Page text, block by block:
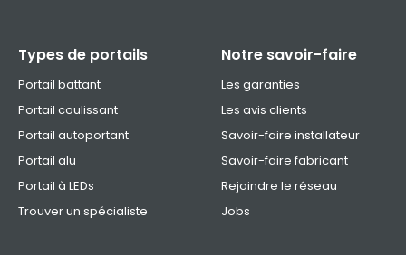
Types de portails
Portail battant
Portail coulissant
Portail autoportant
Portail alu
Portail à LEDs
Trouver un spécialiste
Notre savoir-faire
Les garanties
Les avis clients
Savoir-faire installateur
Savoir-faire fabricant
Rejoindre le réseau
Jobs